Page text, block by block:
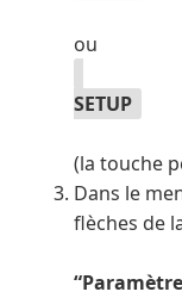
ou
SETUP
(la touche
Dans le
flèches de